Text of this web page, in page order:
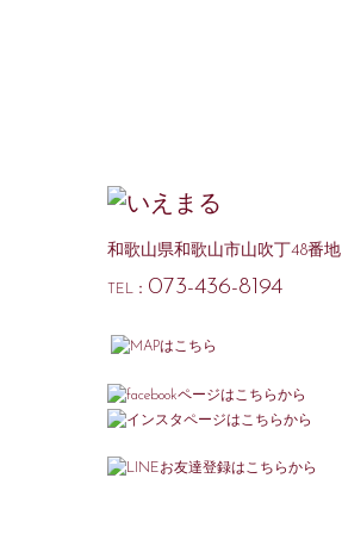
和歌山県和歌山市山吹丁48番地
TEL： 073-436-8194